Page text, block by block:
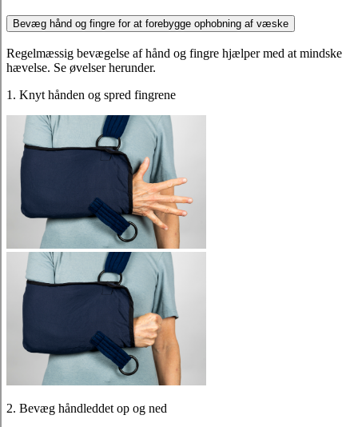
Bevæg hånd og fingre for at forebygge ophobning af væske
Regelmæssig bevægelse af hånd og fingre hjælper med at mindske
hævelse. Se øvelser herunder.
1. Knyt hånden og spred fingrene
2. Bevæg håndleddet op og ned